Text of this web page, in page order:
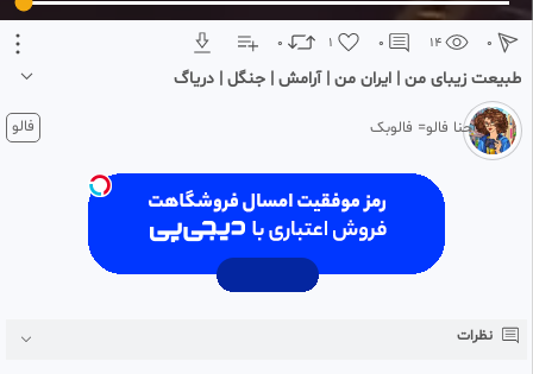
0 1 0 14 0
طبیعت زیبای من | ایران من | آرامش | جنگل | دریاگ
میکس سریال عشق کهکشانی / فیلم چینی سیدرماطبیعت زیبای من / ایران من /
آرامش / جنگل / دریافیلم سینمایی
فیلم خارجی
فیلم دوبله فارسی
حنا فالو= فالوبک فالو
نظرات